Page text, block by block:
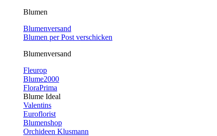
Blumen
Blumenversand
Blumen per Post verschicken
Blumenversand
Fleurop
Blume2000
FloraPrima
Blume Ideal
Valentins
Euroflorist
Blumenshop
Orchideen Klusmann